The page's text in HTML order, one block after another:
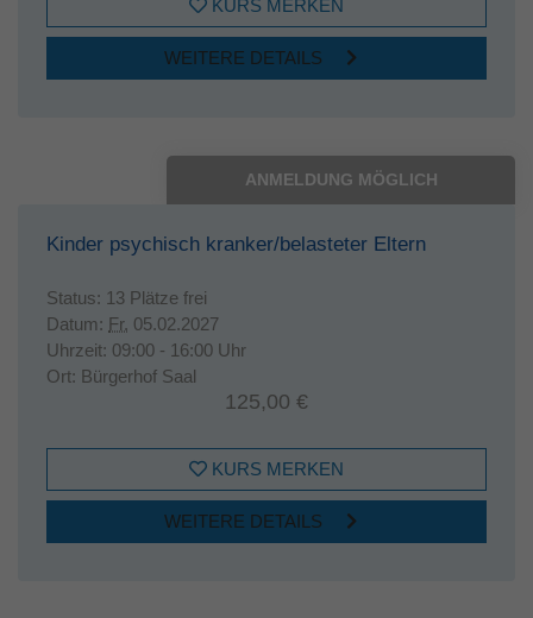
KURS MERKEN
WEITERE DETAILS
ANMELDUNG MÖGLICH
Kinder psychisch kranker/belasteter Eltern
Status: 13 Plätze frei
Datum: Fr. 05.02.2027
Uhrzeit: 09:00 - 16:00 Uhr
Ort: Bürgerhof Saal
125,00 €
KURS MERKEN
WEITERE DETAILS